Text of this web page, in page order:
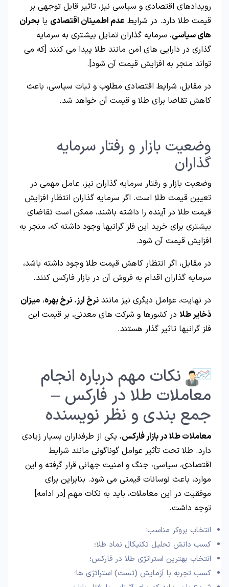
رویدادهای اقتصادی و سیاسی نیز، تاثیر قابل توجهی بر
قیمت طلا دارد. در شرایط عدم اطمینان اقتصادی یا بحران
های سیاسی، سرمایه گذاران تمایل بیشتری به سرمایه
گذاری در دارایی های امن مانند طلا پیدا می کنند [که می
تواند منجر به افزایش قیمت آن شود].
در مقابل، شرایط اقتصادی مطلوب و ثبات سیاسی، باعث
کاهش تقاضا برای طلا و قیمت آن خواهد شد.
وضعیت بازار و رفتار سرمایه
گذاران
وضعیت بازار و رفتار سرمایه گذاران نیز، عامل مهمی در
تعیین قیمت طلا است. اگر سرمایه گذاران انتظار افزایش
قیمت طلا در آینده را داشته باشند، ممکن است تقاضای
بیشتری برای خرید این فلز گرانبها وجود داشته که، منجر به
افزایش قیمت آن شود.
در مقابل، اگر انتظار کاهش قیمت طلا وجود داشته باشد،
سرمایه گذاران اقدام به فروش آن در بازار فارکس کنند.
در نهایت، عوامل دیگری نیز مانند نرخ ارز، نرخ بهره، میزان
ذخایر طلا در کشورها و شرکت های معدنی، بر قیمت این
فلز گرانبها تاثیر گذار هستند.
نکات مهم درباره انجام
معاملات طلا در فارکس –
جمع بندی و نظر نویسنده
معاملات طلا در بازار فارکس، یکی از طرفداران بسیار زیادی
دارد. طلا تحت تأثیر عوامل گوناگونی مانند شرایط
اقتصادی، سیاسی، جنگ و امنیت جهانی قرار گرفته و این
موارد، باعث نوسانات قیمتی می شود. بنابراین برای
موفقیت در این معاملات، باید به نکات مهم [در ادامه]
توجه داشت.
انتخاب بروکر مناسب؛
کسب دانش تحلیل تکنیکال نماد طلا؛
انتخاب بهترین استراتژی طلا در فارکس؛
کسب تجربه با آزمایش (تست) استراتژی ها؛